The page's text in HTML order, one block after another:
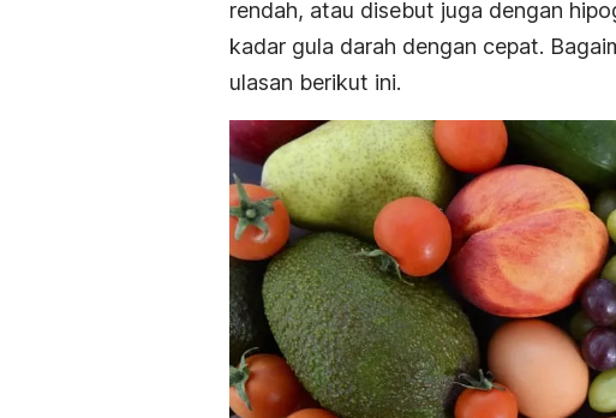
rendah, atau disebut juga dengan
kadar gula darah dengan cepat.
ulasan berikut ini.